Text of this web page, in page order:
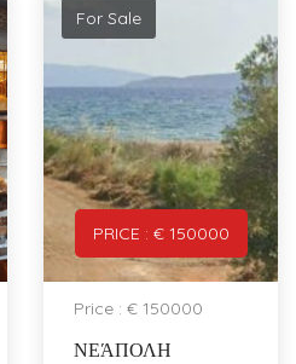
PRICE : € 150000
For Sale
Price : € 150000
ΝΕΆΠΟΛΗ